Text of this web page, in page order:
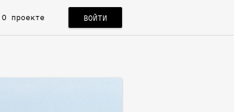
О проекте ВОЙТИ